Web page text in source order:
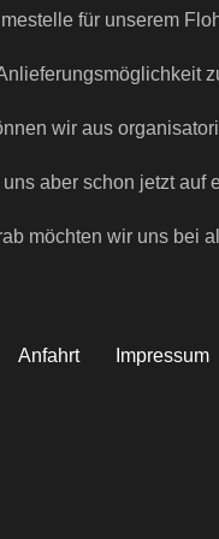
für unserem
wir aus
aber schon jetzt auf
möchten wir uns bei
Anfahrt Impressum